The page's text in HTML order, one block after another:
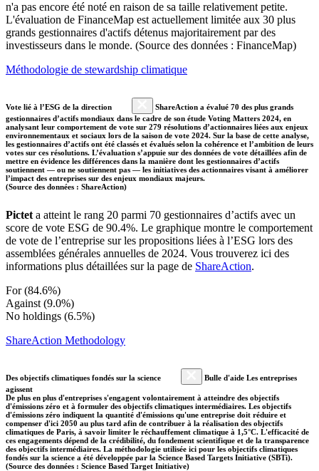
n'a pas encore été noté en raison de sa taille relativement petite.
L'évaluation de FinanceMap est actuellement limitée aux 30 plus
grands gestionnaires d'actifs détenus majoritairement par des
investisseurs dans le monde. (Source des données : FinanceMap)
Méthodologie de stewardship climatique
Vote lié à l’ESG de la direction
ShareAction a évalué 70 des plus grands
gestionnaires d’actifs mondiaux dans le cadre de son étude Voting Matters 2024, en
analysant leur comportement de vote sur 279 résolutions d’actionnaires liées aux enjeux
environnementaux et sociaux lors de la saison de vote 2024. Sur la base de cette analyse,
les gestionnaires d’actifs ont été classés et évalués selon la cohérence et l’ambition de leurs
votes sur ces résolutions. L’évaluation s’appuie sur des données de vote détaillées afin de
mettre en évidence les différences dans la manière dont les gestionnaires d’actifs
soutiennent — ou ne soutiennent pas — les initiatives des actionnaires visant à améliorer
l’impact des entreprises sur des enjeux mondiaux majeurs.
(Source des données : ShareAction)
Pictet a atteint le rang 20 parmi 70 gestionnaires d’actifs avec un
score de vote ESG de 90.4%. Le graphique montre le comportement
de vote de l’entreprise sur les propositions liées à l’ESG lors des
assemblées générales annuelles de 2024. Vous trouverez ici des
informations plus détaillées sur la page de ShareAction.
For (84.6%)
Against (9.0%)
No holdings (6.5%)
ShareAction Methodology
Des objectifs climatiques fondés sur la science
Bulle d'aide Les entreprises
agissent
De plus en plus d'entreprises s'engagent volontairement à atteindre des objectifs
d'émissions zéro et à formuler des objectifs climatiques intermédiaires. Les objectifs
d'émissions zéro indiquent la quantité d'émissions qu'une entreprise doit réduire et
compenser d'ici 2050 au plus tard afin de contribuer à la réalisation des objectifs
climatiques de Paris, à savoir limiter le réchauffement climatique à 1,5°C. L'efficacité de
ces engagements dépend de la crédibilité, du fondement scientifique et de la transparence
des objectifs intermédiaires. La méthodologie utilisée ici pour les objectifs climatiques
fondés sur la science a été développée par la Science Based Targets Initiative (SBTi).
(Source des données : Science Based Target Initiative)